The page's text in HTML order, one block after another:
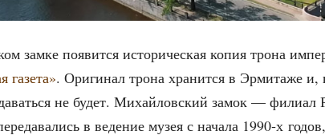
зам­ке появит­ся исто­ри­че­ская копия тро­на
газе­та». Ори­ги­нал тро­на хра­нит­ся в Эрми­та­же и,
не будет. Михай­лов­ский замок — фили­ал
в веде­ние музея с нача­ла 1990‑х